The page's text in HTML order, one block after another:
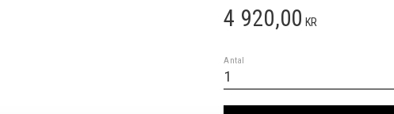
4 920,00 KR
Antal